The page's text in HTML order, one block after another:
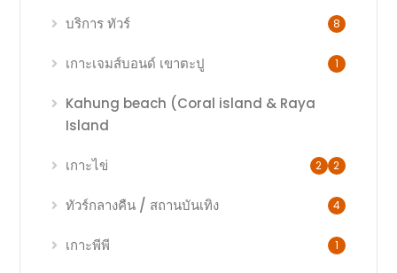
บริการ ทัวร์ 8
เกาะเจมส์บอนด์ เขาตะปู 1
Kahung beach (Coral island & Raya
Island
2
เกาะไข่ 2
ทัวร์กลางคืน / สถานบันเทิง 4
เกาะพีพี 1